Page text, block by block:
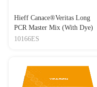
Hieff Canace®Veritas Long
PCR Master Mix (With Dye)
10166ES